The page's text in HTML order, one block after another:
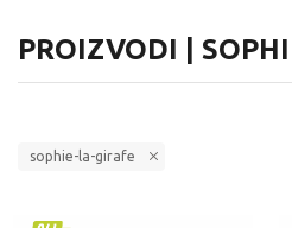
PROIZVODI |
sophie-la-girafe